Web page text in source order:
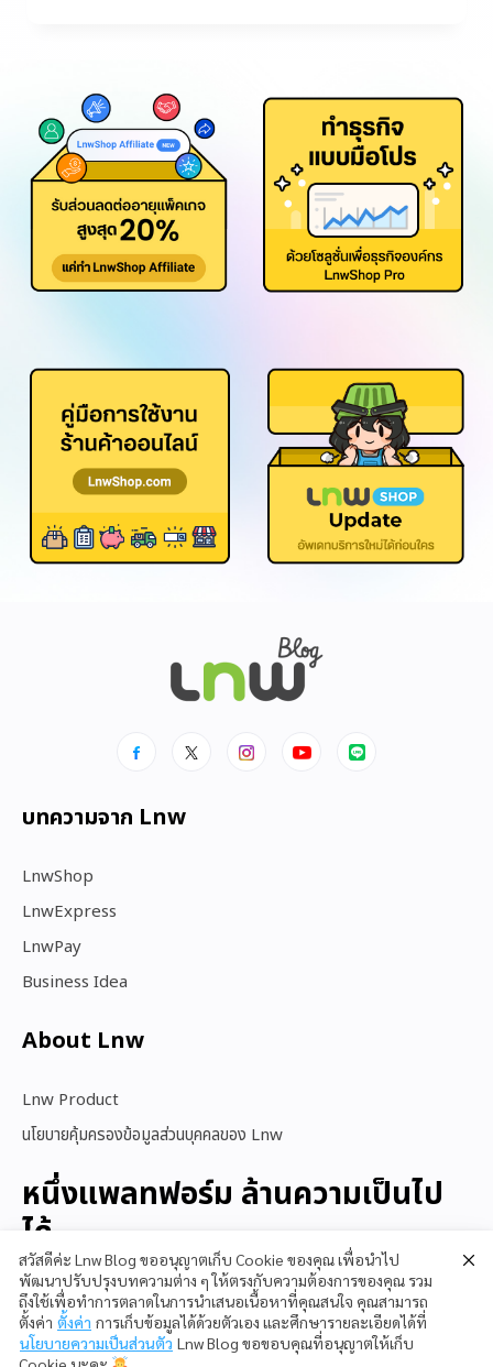
บทความจาก Lnw
LnwShop
LnwExpress
LnwPay
Business Idea
About Lnw​
Lnw Product
นโยบายคุ้มครองข้อมูลส่วนบุคคลของ Lnw
หนึ่งแพลทฟอร์ม ล้านความเป็นไป
ได้
สนใจใช้ LnwShop
สวัสดีค่ะ Lnw Blog ขออนุญาตเก็บ Cookie ของคุณ เพื่อนำไป
พัฒนาปรับปรุงบทความต่าง ๆ ให้ตรงกับความต้องการของคุณ รวม
ถึงใช้เพื่อทำการตลาดในการนำเสนอเนื้อหาที่คุณสนใจ คุณสามารถ
ตั้งค่า ตั้งค่า การเก็บข้อมูลได้ด้วยตัวเอง และศึกษารายละเอียดได้ที่
นโยบายความเป็นส่วนตัว Lnw Blog ขอขอบคุณที่อนุญาตให้เก็บ